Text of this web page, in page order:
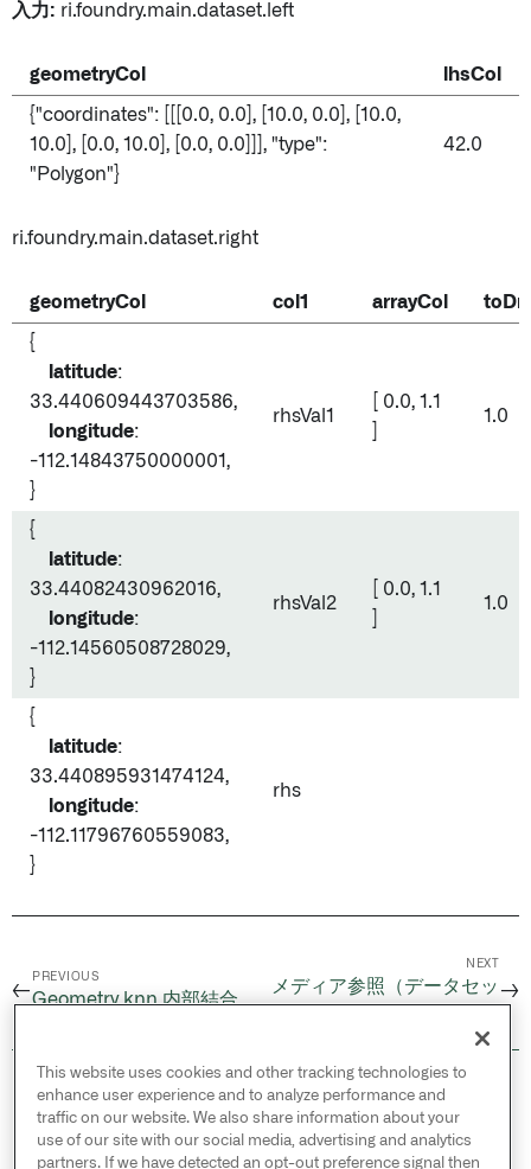
入力: ri.foundry.main.dataset.left
geometryCol lhsCol
{"coordinates": [[[0.0, 0.0], [10.0, 0.0], [10.0,
10.0], [0.0, 10.0], [0.0, 0.0]]], "type":
"Polygon"}
42.0
ri.foundry.main.dataset.right
geometryCol col1 arrayCol
{
latitude:
33.440609443703586,
longitude:
-112.14843750000001,
}
rhsVal1
[ 0.0, 1.1
1.0
{
latitude:
33.44082430962016,
longitude:
-112.14560508728029,
}
rhsVal2
[ 0.0, 1.1
1.0
{
latitude:
33.440895931474124,
longitude:
-112.11796760559083,
}
rhs
←
PREVIOUS
Geometry knn 内部結合
NEXT
メディア参照（データセッ →
© 2026 Palantir Technologies Inc. All rights
reserved.
Cookies Statement ↗
This website uses cookies and other tracking technologies to
enhance user experience and to analyze performance and
traffic on our website. We also share information about your
use of our site with our social media, advertising and analytics
partners. If we have detected an opt-out preference signal then